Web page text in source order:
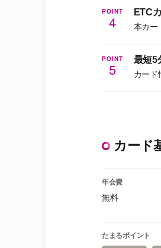
POINT
4
ETC
本カー
POINT
5
最短5
カード
カード
年会費
無料
たまるポイント